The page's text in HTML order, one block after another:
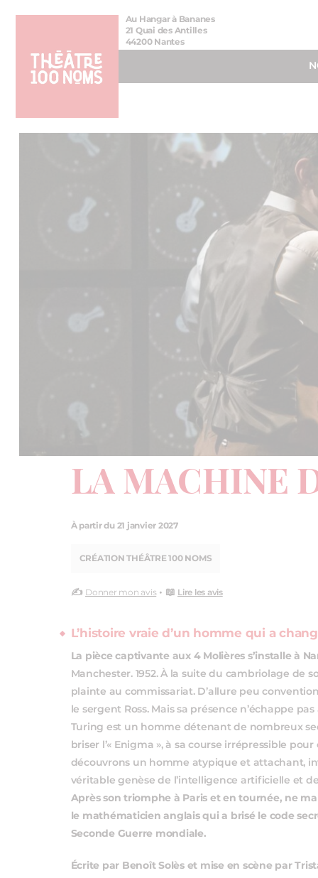
Aller
Aller au
Au Hangar à Bananes
21 Quai des Antilles
44200 Nantes
LA MACHINE
À partir du 21 janvier 2027
CRÉATION THÉÂTRE 100 NOMS
✍️ Donner mon avis• 📖 Lire les avis
L’histoire vraie d’un homme qui a
La pièce captivante aux 4 Molières s’installe à
Manchester. 1952. À la suite du cambriolage de
plainte au commissariat. D’allure peu
le sergent Ross. Mais sa présence n’échappe
Turing est un homme détenant de nombreux
briser l’« Enigma », à sa course irrépressible
découvrons un homme atypique et attachant,
véritable genèse de l’intelligence artificielle et
Après son triomphe à Paris et en tournée, ne
le mathématicien anglais qui a brisé le code
Seconde Guerre mondiale.
Écrite par Benoît Solès et mise en scène par